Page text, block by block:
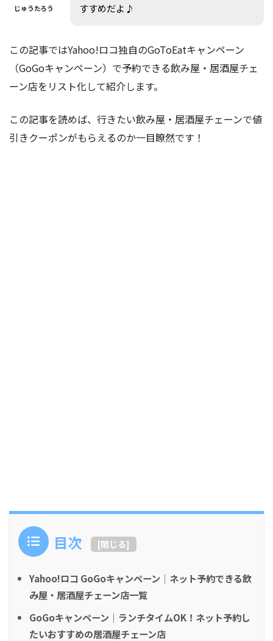
じゅうたろう
すすめだよ♪
この記事ではYahoo!ロコ独自のGoToEatキャンペーン
（GoGoキャンペーン）で予約できる飲み屋・居酒屋チェ
ーン店をリスト化して紹介します。
この記事を読めば、行きたい飲み屋・居酒屋チェーンで値
引きクーポンがもらえるのか一目瞭然です！
目次 [閉じる]
Yahoo!ロコ GoGoキャンペーン｜ネット予約できる飲
み屋・居酒屋チェーン店一覧
GoGoキャンペーン｜ランチタイムOK！ネット予約し
たいおすすめの居酒屋チェーン店